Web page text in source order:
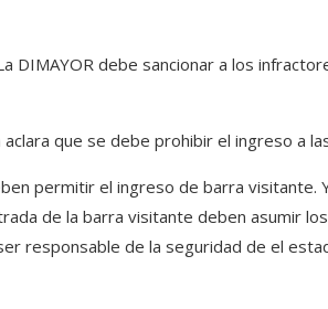
DIMAYOR debe sancionar a los
que se debe prohibir el ingreso a
permitir el ingreso de barra visitante.
de la barra visitante deben asumir
responsable de la seguridad de el